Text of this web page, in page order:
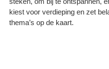
kiest voor verdieping en zet
thema’s op de kaart.